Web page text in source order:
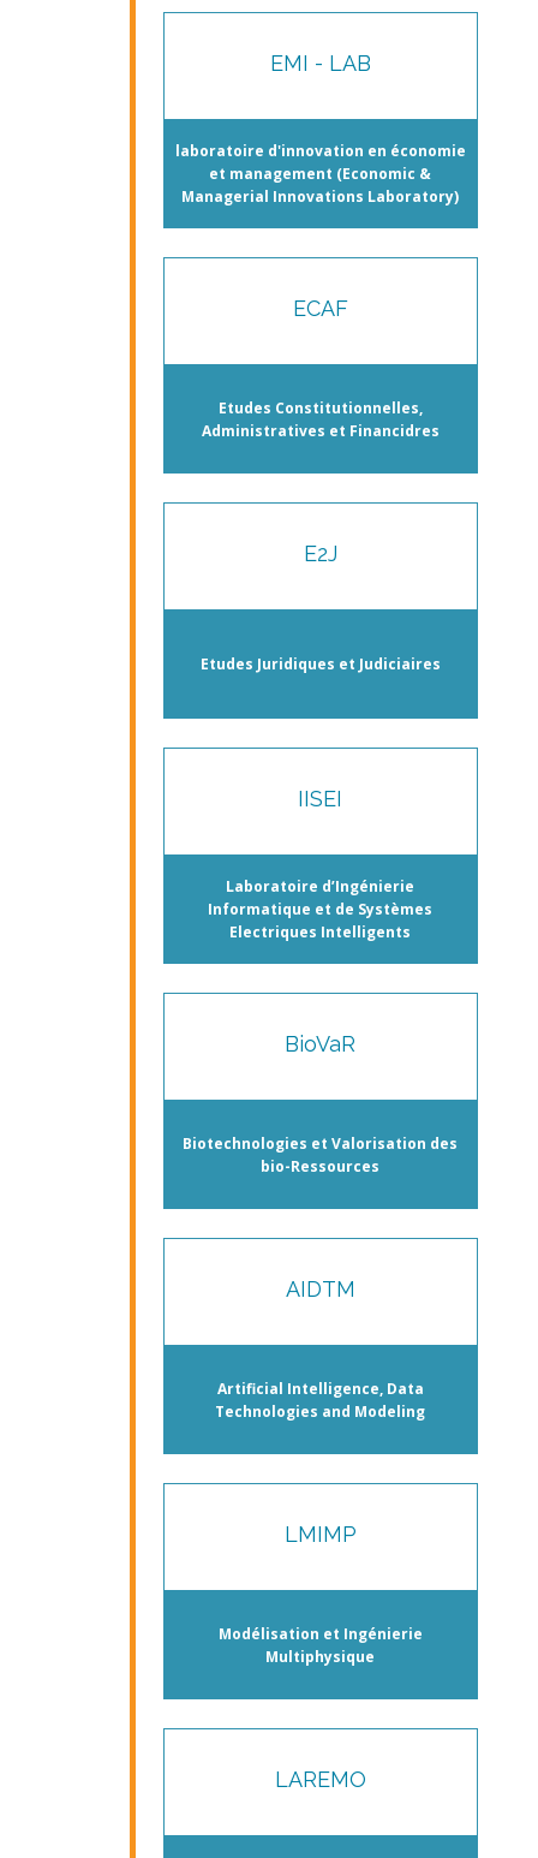
EMI - LAB
laboratoire d'innovation en économie
et management (Economic &
Managerial Innovations Laboratory)
ECAF
Etudes Constitutionnelles,
Administratives et Financidres
E2J
Etudes Juridiques et Judiciaires
IISEI
Laboratoire d’Ingénierie
Informatique et de Systèmes
Electriques Intelligents
BioVaR
Biotechnologies et Valorisation des
bio-Ressources
AIDTM
Artificial Intelligence, Data
Technologies and Modeling
LMIMP
Modélisation et Ingénierie
Multiphysique
LAREMO